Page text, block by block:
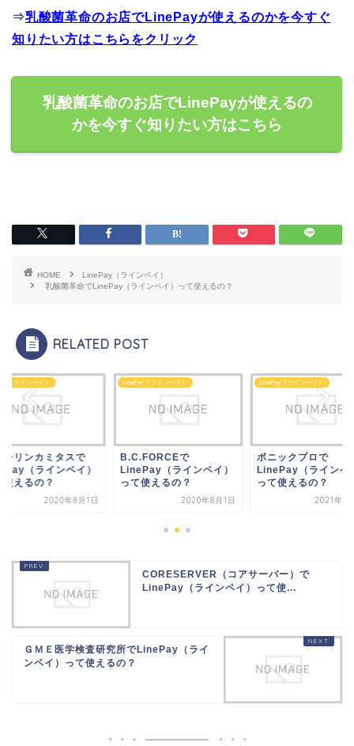
⇒乳酸菌革命のお店でLinePayが使えるのかを今すぐ
知りたい方はこちらをクリック
乳酸菌革命のお店でLinePayが使えるの
かを今すぐ知りたい方はこちら
HOME
LinePay（ラインペイ）
乳酸菌革命でLinePay（ラインペイ）って使えるの？
RELATED POST
（ラインペイ）
で
（ラインペイ）
使えるの？
2020年8月1日
LinePay（ラインペイ）
ボニックプロで
LinePay（ラインペイ）
って使えるの？
2021年11月3日
LinePay（ラインペイ）
グローリンカミタス
LinePay（ラインペ
って使えるの？
2020年8
CORESERVER（コアサーバー）で
LinePay（ラインペイ）って使...
ＧＭＥ医学検査研究所でLinePay（ライ
ンペイ）って使えるの？